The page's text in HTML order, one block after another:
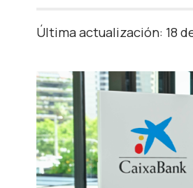
Última actualización: 18